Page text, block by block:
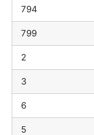
794
799
2
3
6
5